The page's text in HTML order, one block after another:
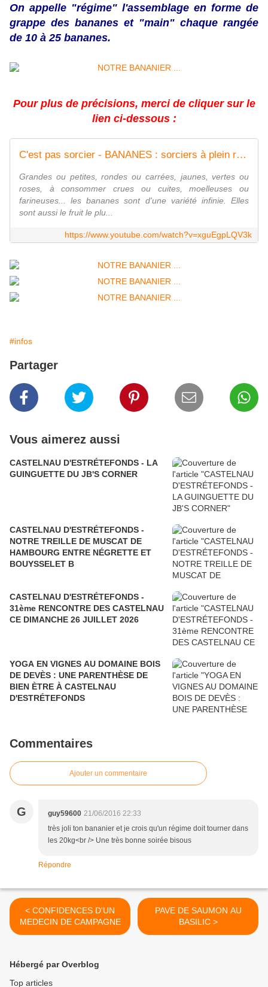
On appelle "régime" l'assemblage en forme de
grappe des bananes et "main" chaque rangée
de 10 à 25 bananes.
Pour plus de précisions, merci de cliquer sur le
lien ci-dessous :
C'est pas sorcier - BANANES : sorciers à plein régime
Grandes ou petites, rondes ou carrées, jaunes, vertes ou
roses, à consommer crues ou cuites, moelleuses ou
farineuses... les bananes sont d'une variété infinie. Elles
sont aussi le fruit le plu...
https://www.youtube.com/watch?v=xguEgpLQV3k
#infos
Partager
Vous aimerez aussi
CASTELNAU D'ESTRÉTEFONDS - LA
GUINGUETTE DU JB'S CORNER
CASTELNAU D'ESTRÉTEFONDS -
NOTRE TREILLE DE MUSCAT DE
HAMBOURG ENTRE NÉGRETTE ET
BOUYSSELET B
CASTELNAU D'ESTRÉTEFONDS -
31ème RENCONTRE DES CASTELNAU
CE DIMANCHE 26 JUILLET 2026
YOGA EN VIGNES AU DOMAINE BOIS
DE DEVÈS : UNE PARENTHÈSE DE
BIEN ÈTRE À CASTELNAU
D'ESTRÉTEFONDS
Commentaires
Ajouter un commentaire
G guy59600 21/06/2016 22:33
très joli ton bananier et je crois qu'un régime doit tourner dans
les 20kg<br /> Une très bonne soirée bisous
Répondre
< CONFIDENCES D'UN
MEDECIN DE CAMPAGNE
PAVE DE SAUMON AU
BASILIC >
Hébergé par Overblog
Top articles